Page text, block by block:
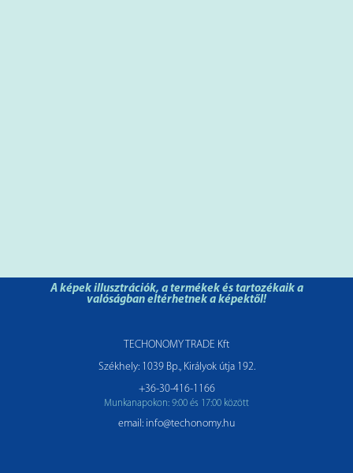
A képek illusztrációk, a termékek és tartozékaik a
valóságban eltérhetnek a képektől!
TECHONOMY TRADE Kft
Székhely: 1039 Bp., Királyok útja 192.
+36-30-416-1166
Munkanapokon: 9:00 és 17:00 között
email: info@techonomy.hu